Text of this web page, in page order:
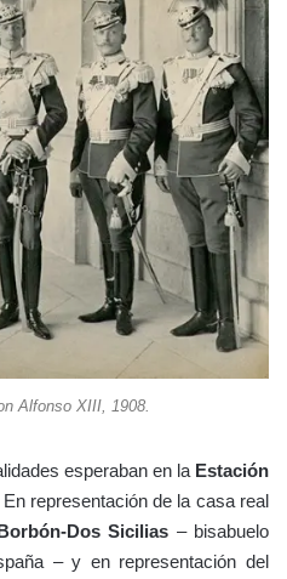
Alfonso XIII, 1908.
esperaban en la Estación
representación de la casa real
Dos Sicilias – bisabuelo
– y en representación del